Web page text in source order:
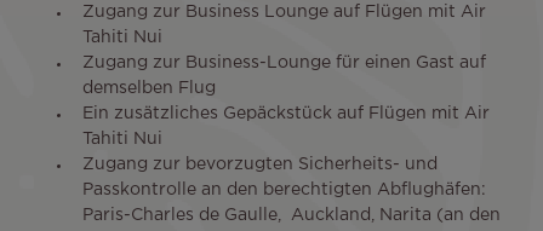
Zugang zur Business Lounge auf Flügen mit Air
Tahiti Nui
Zugang zur Business-Lounge für einen Gast auf
demselben Flug
Ein zusätzliches Gepäckstück auf Flügen mit Air
Tahiti Nui
Zugang zur bevorzugten Sicherheits- und
Passkontrolle an den berechtigten Abflughäfen:
Paris-Charles de Gaulle, Auckland, Narita (an den